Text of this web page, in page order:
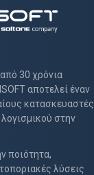
30 χρόνια
αποτελεί έναν
κατασκευαστές
στην
ποιότητα,
λύσεις